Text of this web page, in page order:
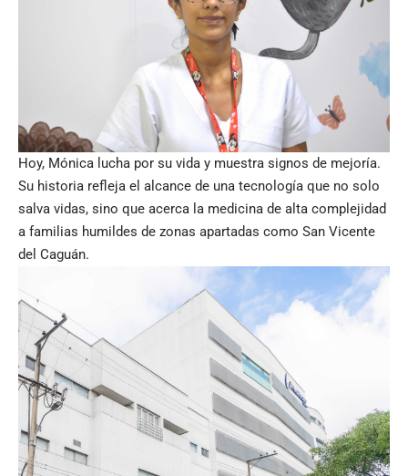
Hoy, Mónica lucha por su vida y muestra signos de mejoría.
Su historia refleja el alcance de una tecnología que no solo
salva vidas, sino que acerca la medicina de alta complejidad
a familias humildes de zonas apartadas como San Vicente
del Caguán.